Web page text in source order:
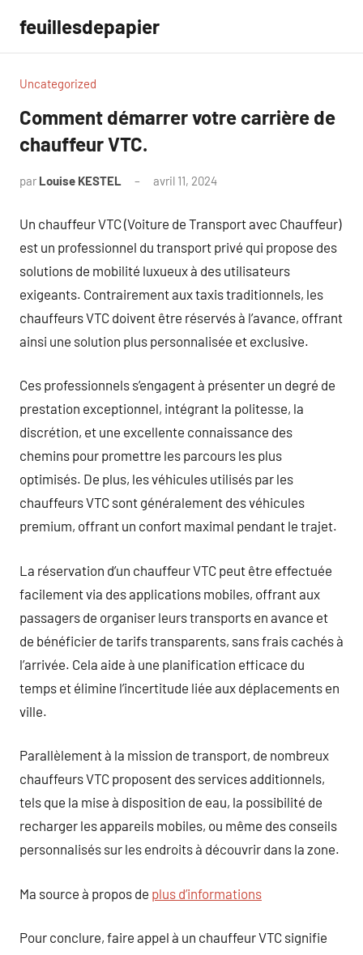
contenu
feuillesdepapier
Uncategorized
Comment démarrer votre carrière de
chauffeur VTC.
par Louise KESTEL avril 11, 2024
Un chauffeur VTC (Voiture de Transport avec Chauffeur)
est un professionnel du transport privé qui propose des
solutions de mobilité luxueux à des utilisateurs
exigeants. Contrairement aux taxis traditionnels, les
chauffeurs VTC doivent être réservés à l’avance, offrant
ainsi une solution plus personnalisée et exclusive.
Ces professionnels s’engagent à présenter un degré de
prestation exceptionnel, intégrant la politesse, la
discrétion, et une excellente connaissance des
chemins pour promettre les parcours les plus
optimisés. De plus, les véhicules utilisés par les
chauffeurs VTC sont généralement des véhicules
premium, offrant un confort maximal pendant le trajet.
La réservation d’un chauffeur VTC peut être effectuée
facilement via des applications mobiles, offrant aux
passagers de organiser leurs transports en avance et
de bénéficier de tarifs transparents, sans frais cachés à
l’arrivée. Cela aide à une planification efficace du
temps et élimine l’incertitude liée aux déplacements en
ville.
Parallèlement à la mission de transport, de nombreux
chauffeurs VTC proposent des services additionnels,
tels que la mise à disposition de eau, la possibilité de
recharger les appareils mobiles, ou même des conseils
personnalisés sur les endroits à découvrir dans la zone.
Ma source à propos de plus d’informations
Pour conclure, faire appel à un chauffeur VTC signifie